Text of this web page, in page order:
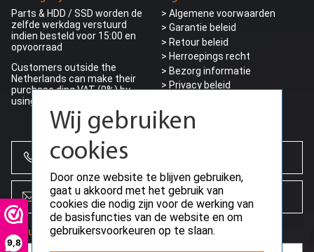
9,8
Parts & HDD / SSD worden de
zelfde werkdag verstuurd
indien besteld voor 15:00 en
opvoorraad
Customers outside the
Netherlands can make their
purchase ding VAT (0%) by
using a valid EU-VAT number
> Algemene voorwaarden
> Garantie beleid
> Retour beleid
> Herroepings recht
> Bezorg informatie
> Privacy beleid
> Betaalmogelijkheden
+31 (0)85 864 0777
info@creoserver.com
Nieuwsbrief
Wij gebruiken
cookies
Door onze website te blijven gebruiken,
gaat u akkoord met het gebruik van
cookies die nodig zijn voor de werking van
de basisfuncties van de website en om
gebruikersvoorkeuren op te slaan.